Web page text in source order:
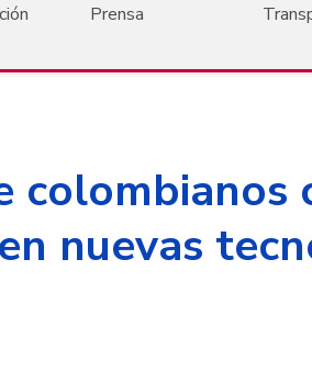
Prensa
colombianos
nuevas